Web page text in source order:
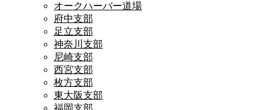
オークハーバー道場
府中支部
足立支部
神奈川支部
尼崎支部
西宮支部
枚方支部
東大阪支部